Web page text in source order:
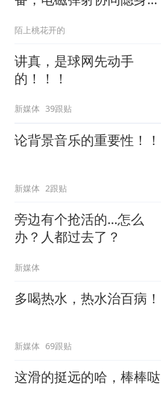
陌上桃花开的
讲真，是球网先动手
的！！！
新媒体 39跟贴
论背景音乐的重要性！！
新媒体 2跟贴
旁边有个抢活的…怎么
办？人都过去了？
新媒体
多喝热水，热水治百病！
新媒体 69跟贴
这滑的挺远的哈，棒棒哒